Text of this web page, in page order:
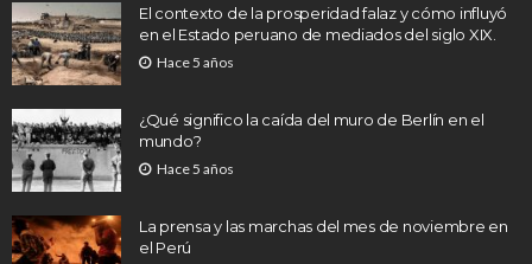
El contexto de la prosperidad falaz y cómo influyó
en el Estado peruano de mediados del siglo XIX.
Hace 5 años
¿Qué significo la caída del muro de Berlín en el
mundo?
Hace 5 años
La prensa y las marchas del mes de noviembre en
el Perú